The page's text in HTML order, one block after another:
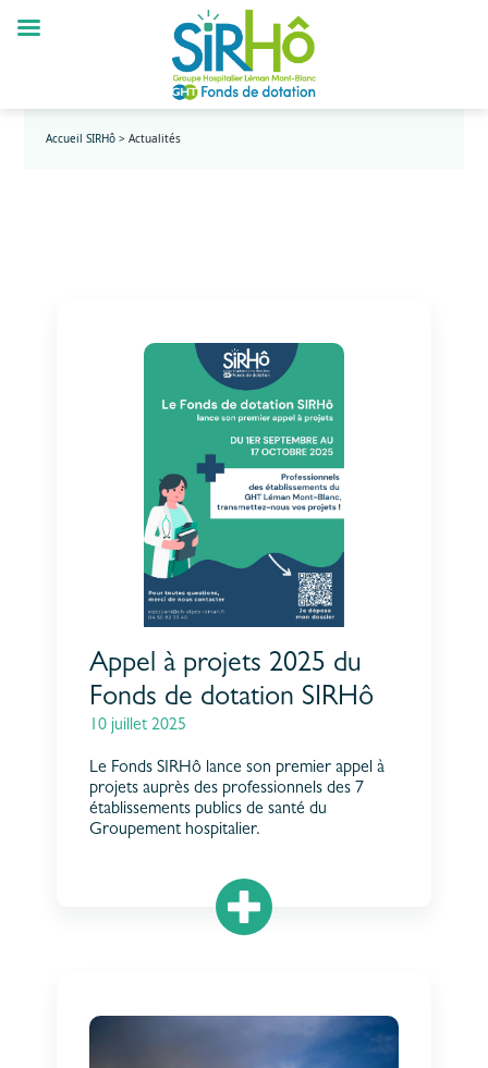
Accueil SIRHô >Actualités
Appel à projets 2025 du
Fonds de dotation SIRHô
10 juillet 2025
Le Fonds SIRHô lance son premier appel à
projets auprès des professionnels des 7
établissements publics de santé du
Groupement hospitalier.